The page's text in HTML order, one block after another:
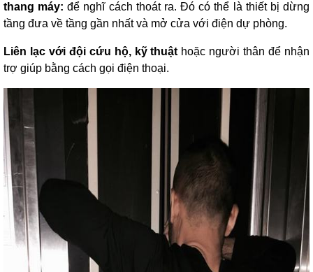
thang máy: để nghĩ cách thoát ra. Đó có thể là thiết bị dừng
tầng đưa về tầng gần nhất và mở cửa với điện dự phòng.
Liên lạc với đội cứu hộ, kỹ thuật hoặc người thân để nhận
trợ giúp bằng cách gọi điện thoại.